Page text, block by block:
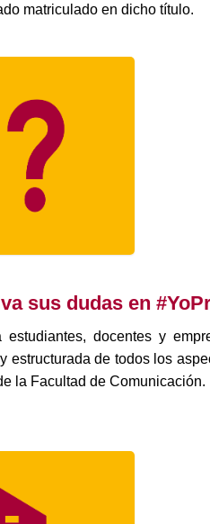
matriculado en dicho título.
sus dudas en
estudiantes, docentes y
estructurada de todos los
la Facultad de Comunicación.